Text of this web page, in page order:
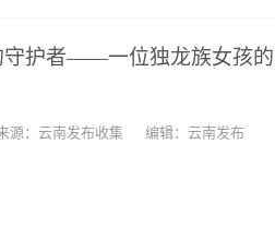
守护者——一位独龙族女孩的
源：云南发布收集 编辑：云南发布